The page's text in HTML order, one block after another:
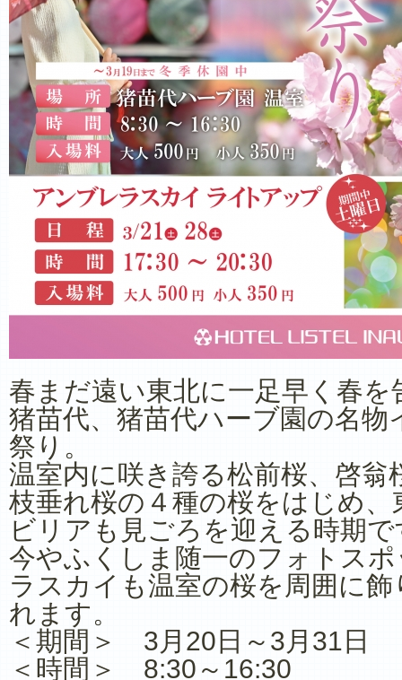
春まだ遠い東北に一足早く春
猪苗代、猪苗代ハーブ園の名
祭り。
温室内に咲き誇る松前桜、啓翁
枝垂れ桜の４種の桜をはじめ
ビリアも見ごろを迎える時期で
今やふくしま随一のフォトス
ラスカイも温室の桜を周囲に
れます。
＜期間＞ 3月20日～3月31日
＜時間＞ 8:30～16:30